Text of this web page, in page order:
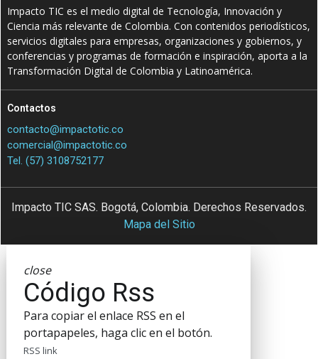
Impacto TIC es el medio digital de Tecnología, Innovación y
Ciencia más relevante de Colombia. Con contenidos periodísticos,
servicios digitales para empresas, organizaciones y gobiernos, y
conferencias y programas de formación e inspiración, aporta a la
Transformación Digital de Colombia y Latinoamérica.
Contactos
contacto@impactotic.co
comercial@impactotic.co
Tel. (57) 3108752177
Impacto TIC SAS. Bogotá, Colombia. Derechos Reservados.
Mapa del Sitio
close
Código Rss
Para copiar el enlace RSS en el
portapapeles, haga clic en el botón.
RSS link